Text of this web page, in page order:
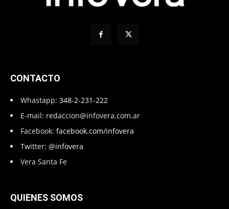
CONTACTO
Whastapp: 348-2-231-222
E-mail: redaccion@infovera.com.ar
Facebook: facebook.com/infovera
Twitter: @infovera
Vera Santa Fe
QUIENES SOMOS